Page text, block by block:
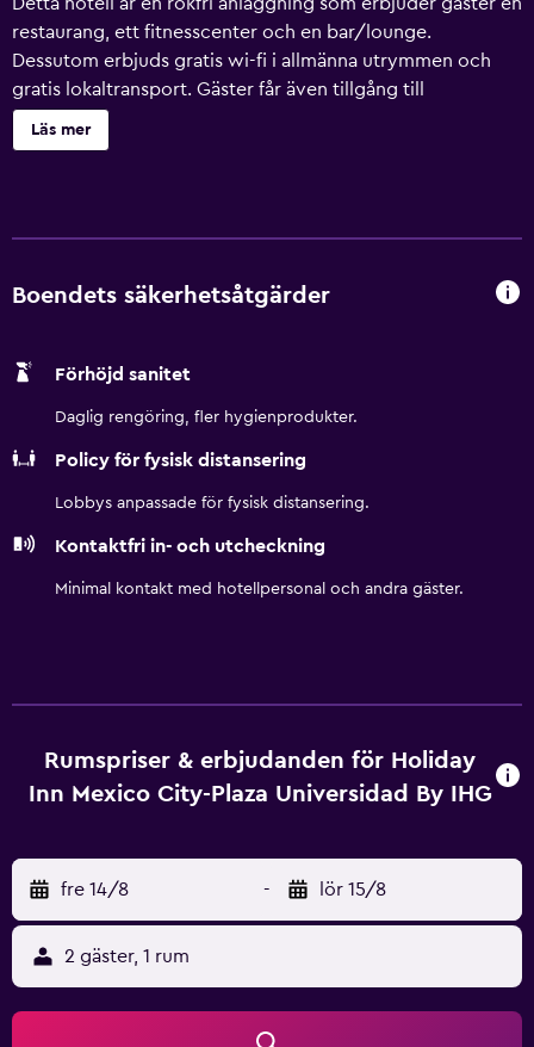
restaurang, ett fitnesscenter och en bar/lounge.
Dessutom erbjuds gratis wi-fi i allmänna utrymmen och
gratis lokaltransport. Gäster får även tillgång till
bekvämligheter som en snackbar/deli, business-service
och konferenslokaler. Holiday Inn Mexico City - Plaza
badkar eller dusch och hårtorkar. Detta hotell i Mexico
telefon. Dessutom har rummen kaffe- och tebryggare och
Läs mer
Boendets säkerhetsåtgärder
Förhöjd sanitet
Daglig rengöring, fler hygienprodukter.
Policy för fysisk distansering
Lobbys anpassade för fysisk distansering.
Kontaktfri in- och utcheckning
Minimal kontakt med hotellpersonal och andra gäster.
Rumspriser & erbjudanden för Holiday
Inn Mexico City-Plaza Universidad By IHG
fre 14/8 - lör 15/8
2 gäster, 1 rum